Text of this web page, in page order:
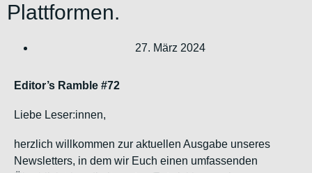
Plattformen.
27. März 2024
Editor’s Ramble #72
Liebe Leser:innen,
herzlich willkommen zur aktuellen Ausgabe unseres
Newsletters, in dem wir Euch einen umfassenden